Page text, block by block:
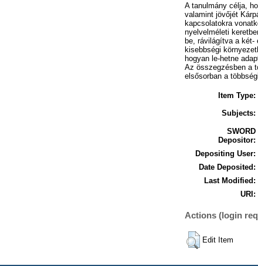
A tanulmány célja,
valamint jövőjét
kapcsolatokra
nyelvelméleti
be, rávilágítva a két-
kisebbségi
hogyan le-hetne
Az összegzésben a
elsősorban a
Item Type:
Subjects:
SWORD
Depositor:
Depositing User:
Date Deposited:
Last Modified:
URI:
Actions (login
Edit Item